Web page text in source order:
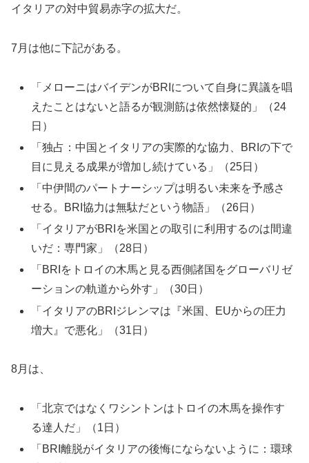
イタリアの対中貿易赤字の拡大だ。
7月は他に下記がある。
「メローニはバイデンがBRIについて自身に異議を唱
えたことはないと語るが観測筋は依然懐疑的」（24
日）
「独占：中国とイタリアの実際的な協力、BRIの下で
目に見える成果が増加し続けている」（25日）
「中伊間のパートナーシップは明るい未来を予感さ
せる。BRI協力は無駄だという物語」（26日）
「イタリアがBRIを米国との取引に利用するのは間違
いだ：専門家」（28日）
「BRIをトロイの木馬と見る西側諸国をグローバリゼ
ーションの軌道から外す」（30日）
「イタリアのBRIジレンマは『米国、EUからの圧力
増大』で悪化」（31日）
8月は、
「北京ではなくワシントンはトロイの木馬を操作す
る達人だ」（1日）
「BRI離脱がイタリアの後悔にならないように：環球